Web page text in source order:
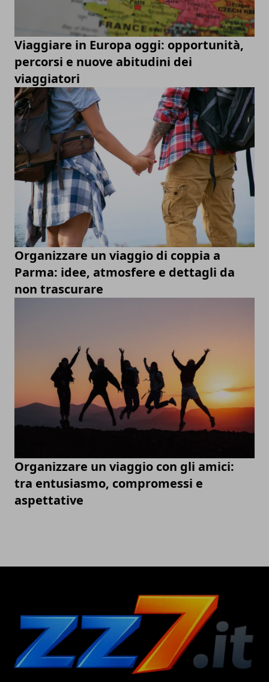
Viaggiare in Europa oggi: opportunità,
percorsi e nuove abitudini dei
viaggiatori
Organizzare un viaggio di coppia a
Parma: idee, atmosfere e dettagli da
non trascurare
Organizzare un viaggio con gli amici:
tra entusiasmo, compromessi e
aspettative